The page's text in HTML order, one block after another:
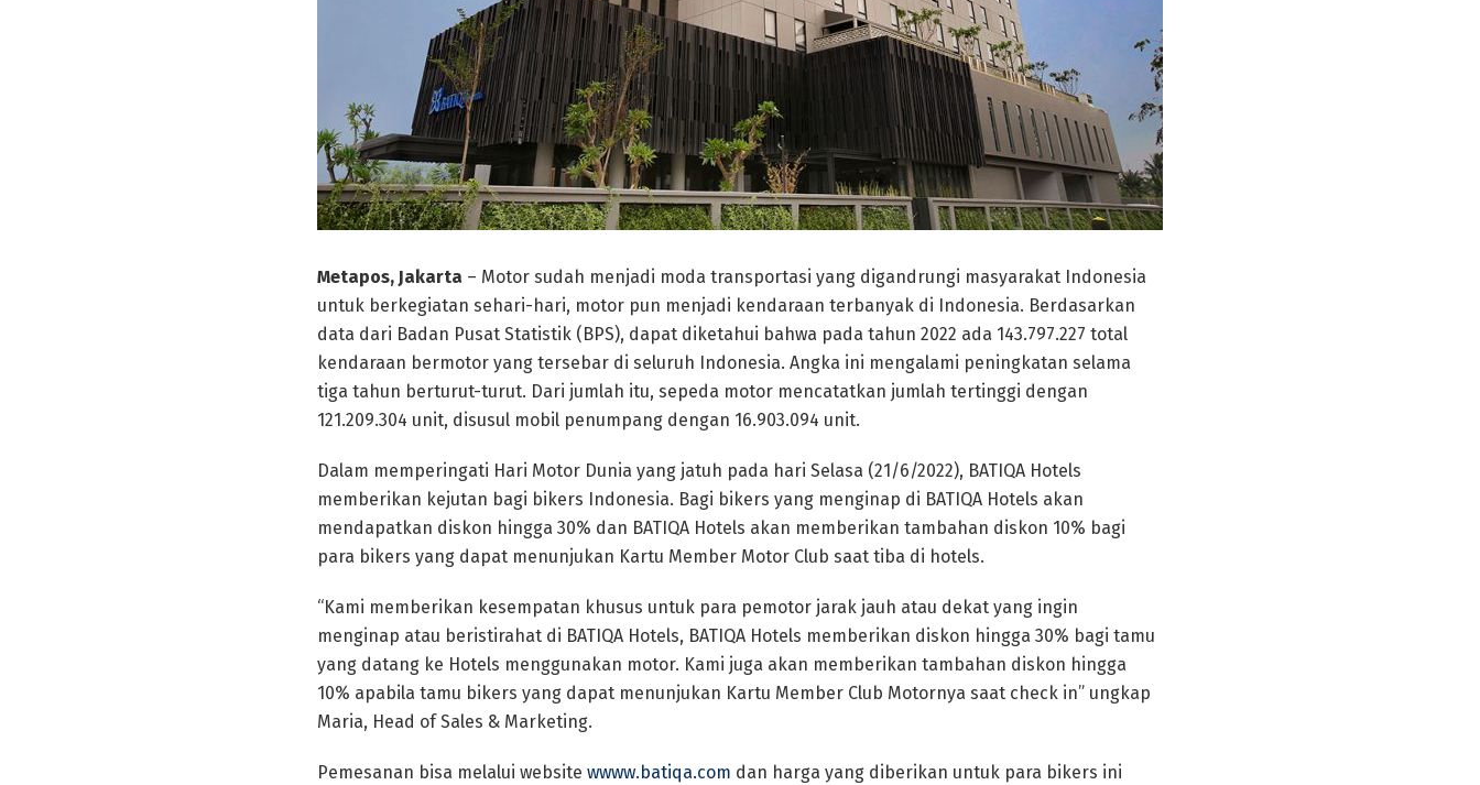
Metapos, Jakarta – Motor sudah menjadi moda transportasi yang digandrungi masyarakat Indonesia
untuk berkegiatan sehari-hari, motor pun menjadi kendaraan terbanyak di Indonesia. Berdasarkan
data dari Badan Pusat Statistik (BPS), dapat diketahui bahwa pada tahun 2022 ada 143.797.227 total
kendaraan bermotor yang tersebar di seluruh Indonesia. Angka ini mengalami peningkatan selama
tiga tahun berturut-turut. Dari jumlah itu, sepeda motor mencatatkan jumlah tertinggi dengan
121.209.304 unit, disusul mobil penumpang dengan 16.903.094 unit.
Dalam memperingati Hari Motor Dunia yang jatuh pada hari Selasa (21/6/2022), BATIQA Hotels
memberikan kejutan bagi bikers Indonesia. Bagi bikers yang menginap di BATIQA Hotels akan
mendapatkan diskon hingga 30% dan BATIQA Hotels akan memberikan tambahan diskon 10% bagi
para bikers yang dapat menunjukan Kartu Member Motor Club saat tiba di hotels.
“Kami memberikan kesempatan khusus untuk para pemotor jarak jauh atau dekat yang ingin
menginap atau beristirahat di BATIQA Hotels, BATIQA Hotels memberikan diskon hingga 30% bagi tamu
yang datang ke Hotels menggunakan motor. Kami juga akan memberikan tambahan diskon hingga
10% apabila tamu bikers yang dapat menunjukan Kartu Member Club Motornya saat check in” ungkap
Maria, Head of Sales & Marketing.
Pemesanan bisa melalui website wwww.batiqa.com dan harga yang diberikan untuk para bikers ini